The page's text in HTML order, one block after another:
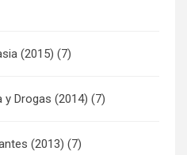
(2015) (7)
y Drogas (2014) (7)
(2013) (7)